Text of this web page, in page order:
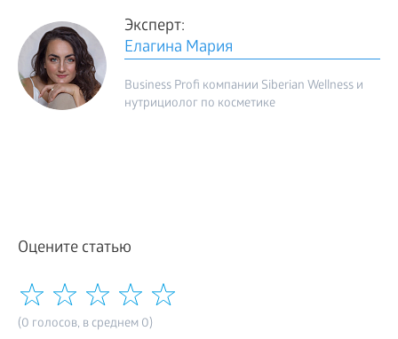
Эксперт:
Елагина Мария
Business Profi компании Siberian Wellness и
нутрициолог по косметике
Оцените статью
(0 голосов, в среднем 0)